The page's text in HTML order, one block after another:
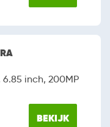
6.85 inch, 200MP
BEKIJK